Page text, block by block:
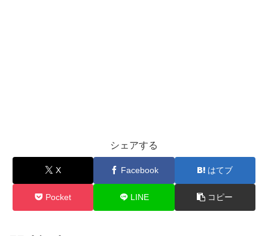
シェアする
X Facebook はてブ
Pocket LINE コピー